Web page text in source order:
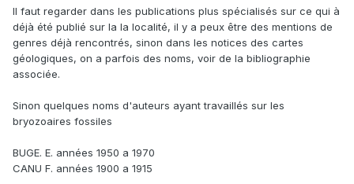
Il faut regarder dans les publications plus spécialisés sur ce qui à
déjà été publié sur la la localité, il y a peux être des mentions de
genres déjà rencontrés, sinon dans les notices des cartes
géologiques, on a parfois des noms, voir de la bibliographie
associée.
Sinon quelques noms d'auteurs ayant travaillés sur les
bryozoaires fossiles
BUGE. E. années 1950 a 1970
CANU F. années 1900 a 1915